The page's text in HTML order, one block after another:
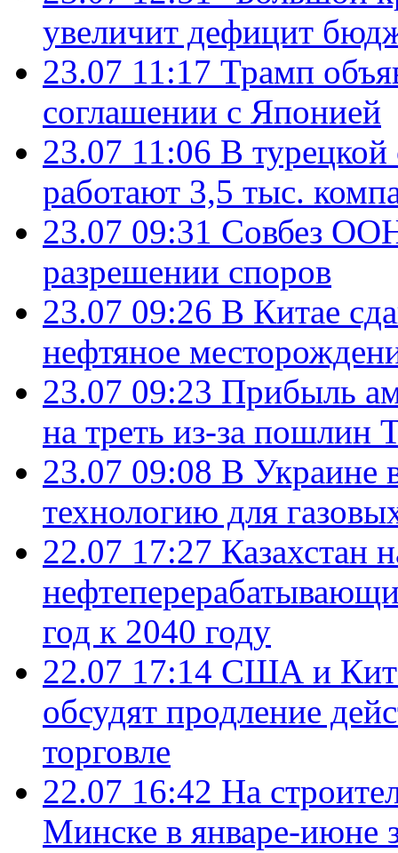
увеличит дефицит
23.07 11:17 Трамп
соглашении с Японией
23.07 11:06 В
работают 3,5 тыс.
23.07 09:31 Совбез
разрешении споров
23.07 09:26 В Китае
нефтяное
23.07 09:23 Прибыль
на треть из-за пошлин
23.07 09:08 В Украине
технологию для
22.07 17:27 Казахстан
год к 2040 году
22.07 17:14 США и
обсудят продление
торговле
22.07 16:42 На
Минске в январе-июне